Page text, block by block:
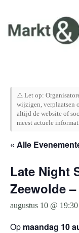
inhoud
⚠️ Let op:
wijzigen, verplaatsen
altijd de website of
meest actuele
« Alle
Late Night
Zeewolde
augustus 10 @ 19:30
Op maandag 10